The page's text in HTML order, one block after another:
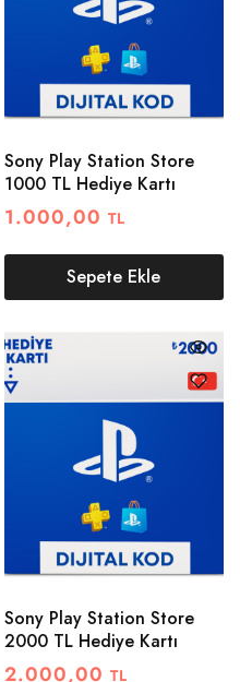
Sony Play Station Store
1000 TL Hediye Kartı
1.000,00 TL
Sepete Ekle
Sony Play Station Store
2000 TL Hediye Kartı
2.000,00 TL